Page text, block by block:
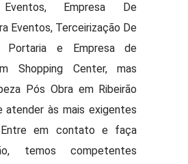
Eventos, Empresa De
Eventos, Terceirização De
Portaria e Empresa de
Shopping Center, mas
Pós Obra em Ribeirão
atender às mais exigentes
Entre em contato e faça
temos competentes